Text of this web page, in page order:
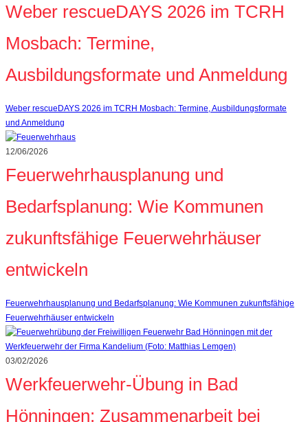
Weber rescueDAYS 2026 im TCRH
Mosbach: Termine,
Ausbildungsformate und Anmeldung
Weber rescueDAYS 2026 im TCRH Mosbach: Termine, Ausbildungsformate
und Anmeldung
12/06/2026
Feuerwehrhausplanung und
Bedarfsplanung: Wie Kommunen
zukunftsfähige Feuerwehrhäuser
entwickeln
Feuerwehrhausplanung und Bedarfsplanung: Wie Kommunen zukunftsfähige
Feuerwehrhäuser entwickeln
03/02/2026
Werkfeuerwehr-Übung in Bad
Hönningen: Zusammenarbeit bei